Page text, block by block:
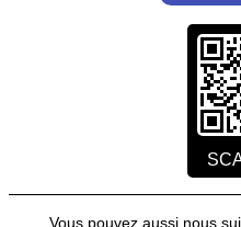
Vous pouvez aussi nous